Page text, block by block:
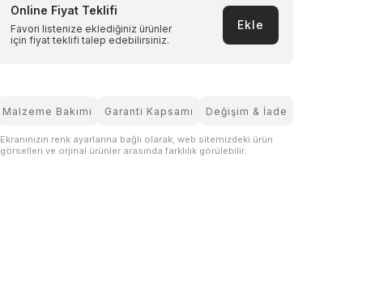
Online Fiyat Teklifi
Favori listenize eklediğiniz ürünler
için fiyat teklifi talep edebilirsiniz.
Ekle
Malzeme Bakımı Garanti Kapsamı Değişim & İade
Ekranınızın renk ayarlarına bağlı olarak; web sitemizdeki ürün
görselleri ve orjinal ürünler arasında farklılık görülebilir.